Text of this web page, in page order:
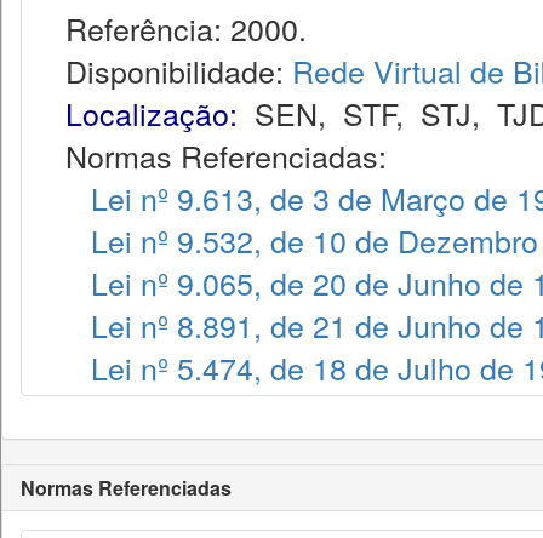
Referência: 2000.
Disponibilidade: Rede Virtual de
Localização: SEN, STF, STJ,
Normas Referenciadas:
Lei nº 9.613, de 3 de Março de
Lei nº 9.532, de 10 de
Lei nº 9.065, de 20 de Junho de
Lei nº 8.891, de 21 de Junho de
Lei nº 5.474, de 18 de Julho de
Normas Referenciadas